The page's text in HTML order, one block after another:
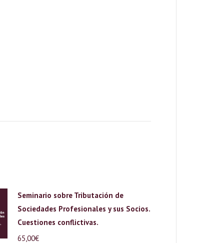
Seminario sobre Tributación de
Sociedades Profesionales y sus Socios.
Cuestiones conflictivas.
65,00€